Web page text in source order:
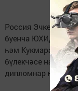
Россия Эчке
буенча ЮХИДИ
һәм Кукмара
бүлекчәсе
дипломнар һәм